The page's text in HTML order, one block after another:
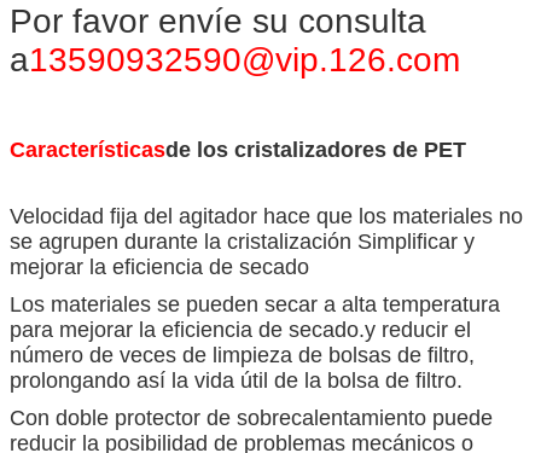
Por favor envíe su consulta
a13590932590@vip.126.com
Característicasde los cristalizadores de PET
Velocidad fija del agitador hace que los materiales no
se agrupen durante la cristalización Simplificar y
mejorar la eficiencia de secado
Los materiales se pueden secar a alta temperatura
para mejorar la eficiencia de secado.y reducir el
número de veces de limpieza de bolsas de filtro,
prolongando así la vida útil de la bolsa de filtro.
Con doble protector de sobrecalentamiento puede
reducir la posibilidad de problemas mecánicos o